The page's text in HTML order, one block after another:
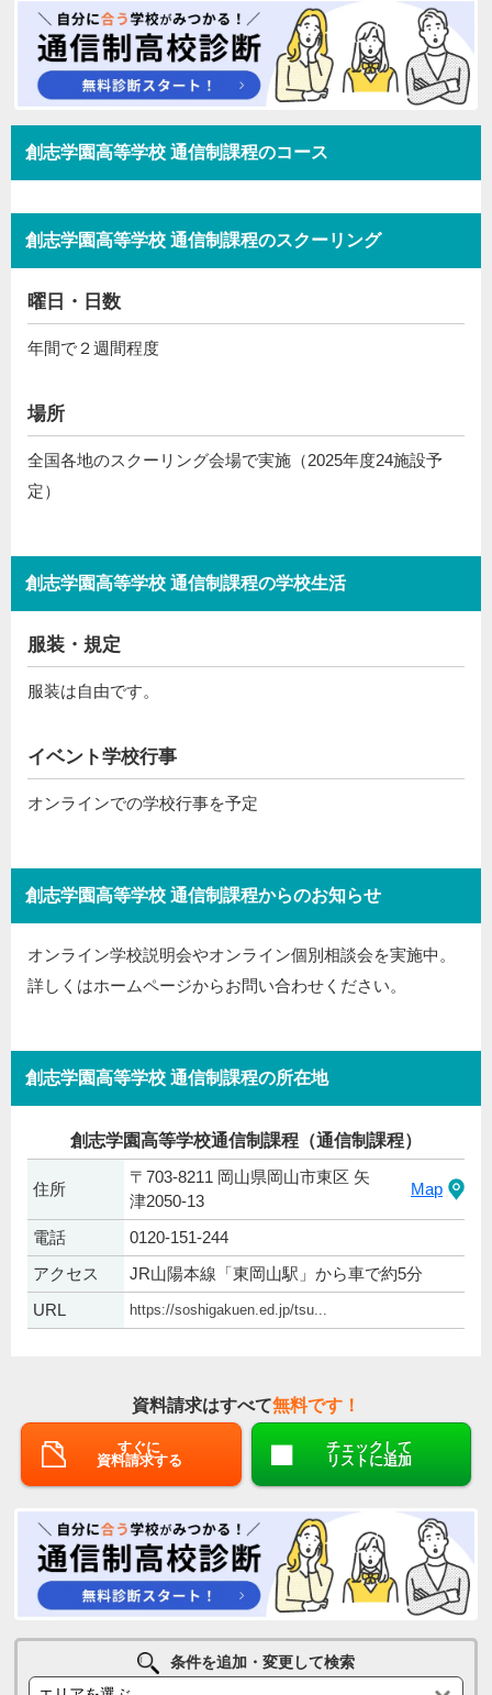
創志学園高等学校 通信制課程のコース
創志学園高等学校 通信制課程のスクーリング
曜日・日数
年間で２週間程度
場所
全国各地のスクーリング会場で実施（2025年度24施設予
定）
創志学園高等学校 通信制課程の学校生活
服装・規定
服装は自由です。
イベント学校行事
オンラインでの学校行事を予定
創志学園高等学校 通信制課程からのお知らせ
オンライン学校説明会やオンライン個別相談会を実施中。
詳しくはホームページからお問い合わせください。
創志学園高等学校 通信制課程の所在地
創志学園高等学校通信制課程（通信制課程）
住所
〒703-8211 岡山県岡山市東区 矢
津2050-13
Map
電話
0120-151-244
アクセス
JR山陽本線「東岡山駅」から車で約5分
URL
https://soshigakuen.ed.jp/tsu...
資料請求はすべて無料です！
すぐに
資料請求する
チェックして
リストに追加
条件を追加・変更して検索